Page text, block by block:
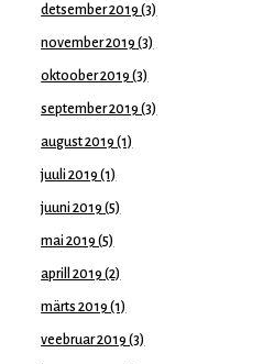
detsember 2019 (3)
november 2019 (3)
oktoober 2019 (3)
september 2019 (3)
august 2019 (1)
juuli 2019 (1)
juuni 2019 (5)
mai 2019 (5)
aprill 2019 (2)
märts 2019 (1)
veebruar 2019 (3)